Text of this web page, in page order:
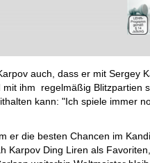
auch, dass er mit Sergey
mit ihm regelmäßig Blitzpartien
kann: "Ich spiele immer
er die besten Chancen im
Karpov Ding Liren als